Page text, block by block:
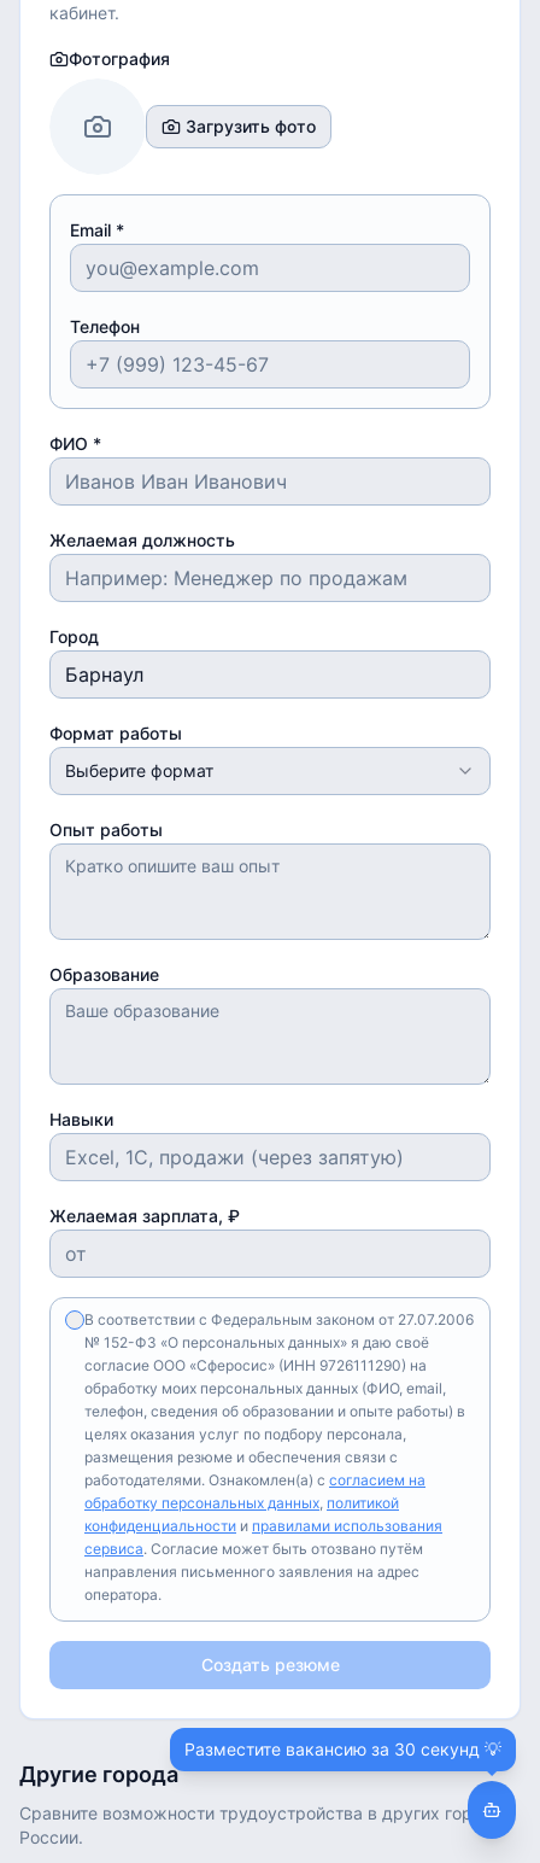
кабинет.
Фотография
Загрузить фото
Email *
Телефон
ФИО *
Желаемая должность
Город
Формат работы
Выберите формат
Опыт работы
Образование
Навыки
Желаемая зарплата, ₽
В соответствии с Федеральным законом от 27.07.2006
№ 152-ФЗ «О персональных данных» я даю своё
согласие ООО «Сферосис» (ИНН 9726111290) на
обработку моих персональных данных (ФИО, email,
телефон, сведения об образовании и опыте работы) в
целях оказания услуг по подбору персонала,
размещения резюме и обеспечения связи с
работодателями. Ознакомлен(а) с согласием на
обработку персональных данных, политикой
конфиденциальности и правилами использования
сервиса. Согласие может быть отозвано путём
направления письменного заявления на адрес
оператора.
Создать резюме
Другие города
Сравните возможности трудоустройства в других городах
России.
Разместите вакансию за 30 секунд 💡